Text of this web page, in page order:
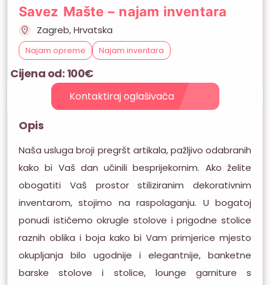
Savez Mašte – najam inventara
Zagreb, Hrvatska
Najam opreme Najam inventara
Cijena od: 100€
Kontaktiraj oglašivača
Opis
Naša usluga broji pregršt artikala, pažljivo odabranih
kako bi Vaš dan učinili besprijekornim. Ako želite
obogatiti Vaš prostor stiliziranim dekorativnim
inventarom, stojimo na raspolaganju. U bogatoj
ponudi ističemo okrugle stolove i prigodne stolice
raznih oblika i boja kako bi Vam primjerice mjesto
okupljanja bilo ugodnije i elegantnije, banketne
barske stolove i stolice, lounge garniture s